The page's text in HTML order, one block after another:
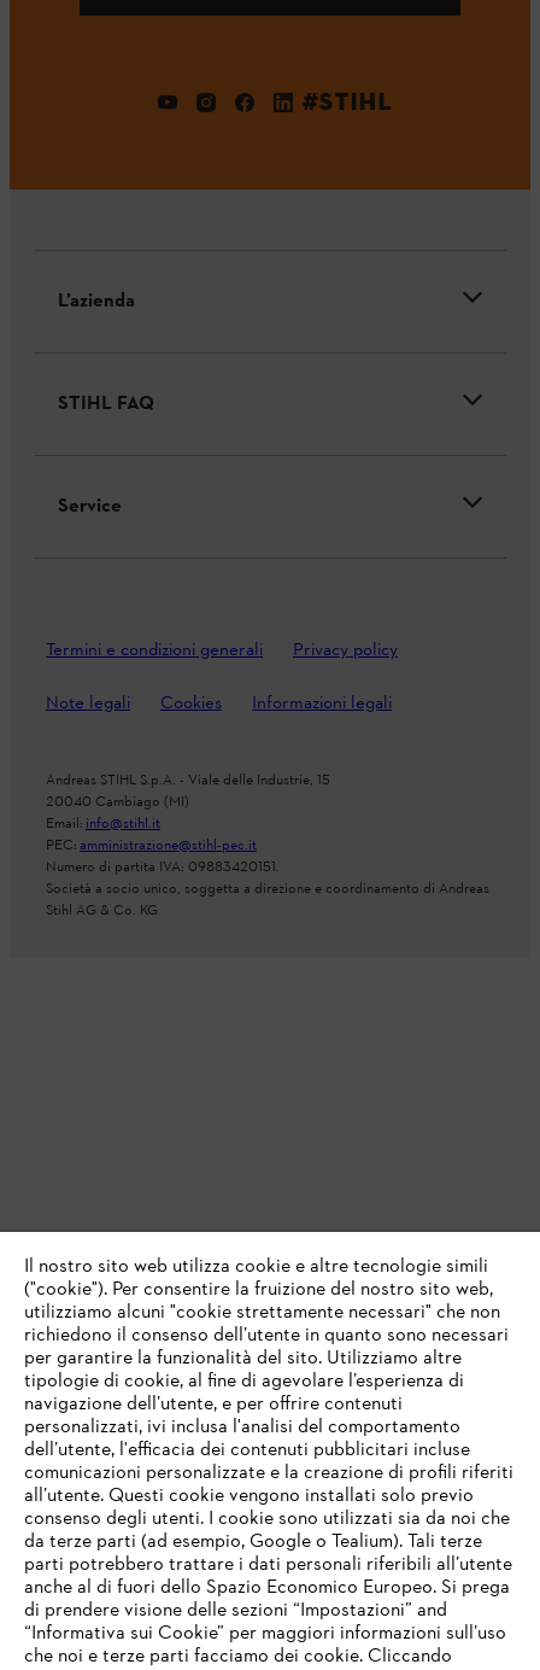
#STIHL
L’azienda
STIHL FAQ
Service
Termini e condizioni generali Privacy policy
Note legali Cookies Informazioni legali
Andreas STIHL S.p.A. - Viale delle Industrie, 15
20040 Cambiago (MI)
Email:info@stihl.it
PEC:amministrazione@stihl-pec.it
Numero di partita IVA: 09883420151.
Società a socio unico, soggetta a direzione e coordinamento di Andreas
Stihl AG & Co. KG
IHR BROWSER WIRD NICHT
Il nostro sito web utilizza cookie e altre tecnologie simili
("cookie"). Per consentire la fruizione del nostro sito web,
utilizziamo alcuni "cookie strettamente necessari" che non
richiedono il consenso dell’utente in quanto sono necessari
per garantire la funzionalità del sito. Utilizziamo altre
tipologie di cookie, al fine di agevolare l’esperienza di
navigazione dell’utente, e per offrire contenuti
personalizzati, ivi inclusa l'analisi del comportamento
dell’utente, l'efficacia dei contenuti pubblicitari incluse
comunicazioni personalizzate e la creazione di profili riferiti
all’utente. Questi cookie vengono installati solo previo
consenso degli utenti. I cookie sono utilizzati sia da noi che
da terze parti (ad esempio, Google o Tealium). Tali terze
parti potrebbero trattare i dati personali riferibili all’utente
anche al di fuori dello Spazio Economico Europeo. Si prega
di prendere visione delle sezioni “Impostazioni” and
“Informativa sui Cookie” per maggiori informazioni sull’uso
che noi e terze parti facciamo dei cookie. Cliccando